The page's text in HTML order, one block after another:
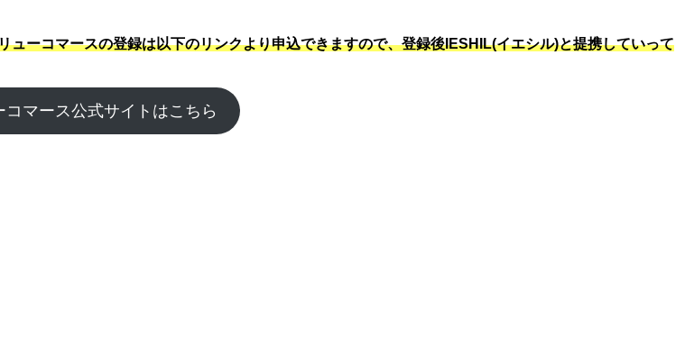
ーコマースの登録は以下のリンクより申込できますので、登録後IESHIL(イエシル)と提携していって
コマース公式サイトはこちら